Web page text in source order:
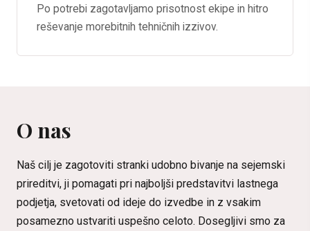
Po potrebi zagotavljamo prisotnost ekipe in hitro
reševanje morebitnih tehničnih izzivov.
O nas
Naš cilj je zagotoviti stranki udobno bivanje na sejemski
prireditvi, ji pomagati pri najboljši predstavitvi lastnega
podjetja, svetovati od ideje do izvedbe in z vsakim
posamezno ustvariti uspešno celoto. Dosegljivi smo za